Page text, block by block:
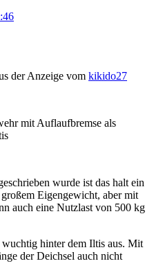
der Anzeige vom kikido27
mit Auflaufbremse als
wurde ist das halt ein
Eigengewicht, aber mit
auch eine Nutzlast von 500 kg
wuchtig hinter dem Iltis aus. Mit
der Deichsel auch nicht